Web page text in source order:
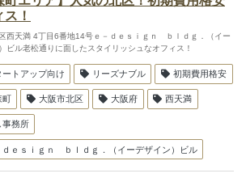
！
西天満 4丁目6番地14号ｅ－ｄｅｓｉｇｎ ｂｌｄｇ．（イー
ビル老松通りに面したスタイリッシュなオフィス！
ートアップ向け リーズナブル 初期費用格安
大阪市北区 大阪府 西天満
事務所
ｄｅｓｉｇｎ ｂｌｄｇ．（イーデザイン）ビル